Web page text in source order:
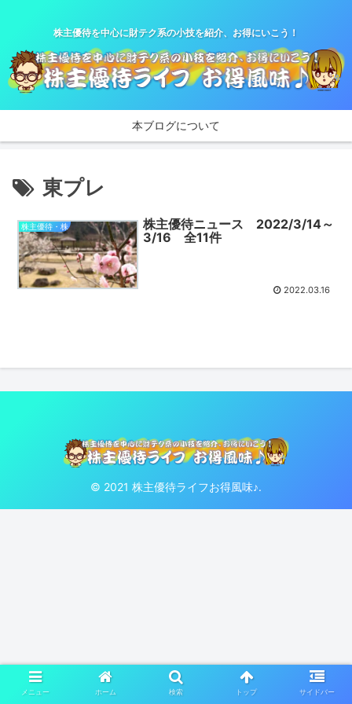
株主優待を中心に財テク系の小技を紹介、お得にいこう！
本ブログについて
東プレ
株主優待・株
株主優待ニュース 2022/3/14～
3/16 全11件
2022.03.16
© 2021 株主優待ライフお得風味♪.
メニュー ホーム 検索 トップ サイドバー